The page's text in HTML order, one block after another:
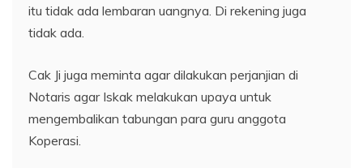
itu tidak ada lembaran uangnya. Di rekening juga
tidak ada.
Cak Ji juga meminta agar dilakukan perjanjian di
Notaris agar Iskak melakukan upaya untuk
mengembalikan tabungan para guru anggota
Koperasi.